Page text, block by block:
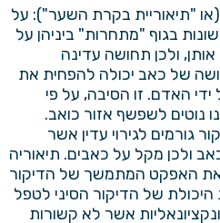
(או "תיאוריית בקרת השער"): על
בגוף "מתחרות" ביניהן על
ולכן תחושה עדינה
של כאב יכולה להפחית את
האדם. זו הסיבה, על פי
נוטים לשפשף אזור כואב.
גורמים לגירוי עדין אשר
ולכן מקל על כאבים. תיאוריה
את האפקט המתמשך של הדיקור
היכולת של הדיקור הסיני לטפל
אשר לא קשורות